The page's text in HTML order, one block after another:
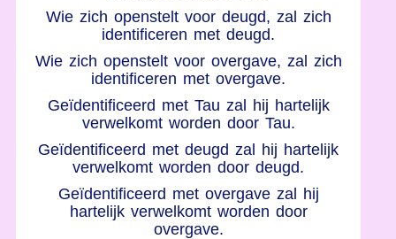
Wie zich openstelt voor deugd, zal zich
identificeren met deugd.
Wie zich openstelt voor overgave, zal zich
identificeren met overgave.
Geïdentificeerd met Tau zal hij hartelijk
verwelkomt worden door Tau.
Geïdentificeerd met deugd zal hij hartelijk
verwelkomt worden door deugd.
Geïdentificeerd met overgave zal hij
hartelijk verwelkomt worden door
overgave.